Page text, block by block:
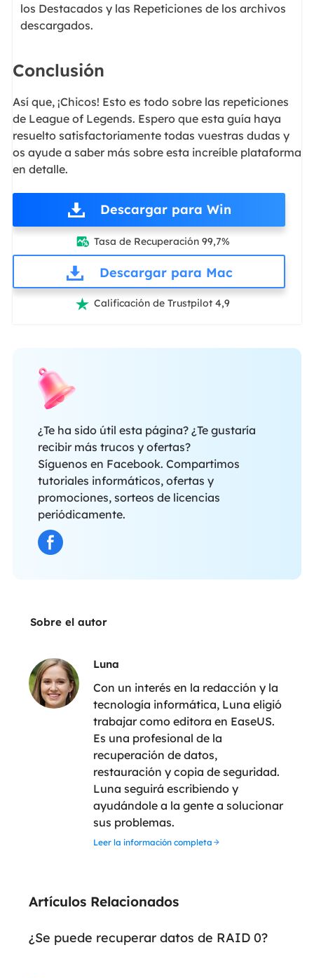
los Destacados y las Repeticiones de los archivos
descargados.
Conclusión
Así que, ¡Chicos! Esto es todo sobre las repeticiones
de League of Legends. Espero que esta guía haya
resuelto satisfactoriamente todas vuestras dudas y
os ayude a saber más sobre esta increíble plataforma
en detalle.
Descargar para Win
 Tasa de Recuperación 99,7%
Descargar para Mac
 Calificación de Trustpilot 4,9
¿Te ha sido útil esta página? ¿Te gustaría
recibir más trucos y ofertas?
Síguenos en Facebook. Compartimos
tutoriales informáticos, ofertas y
promociones, sorteos de licencias
periódicamente.
Sobre el autor
Luna
Con un interés en la redacción y la
tecnología informática, Luna eligió
trabajar como editora en EaseUS.
Es una profesional de la
recuperación de datos,
restauración y copia de seguridad.
Luna seguirá escribiendo y
ayudándole a la gente a solucionar
sus problemas.
Leer la información completa
Artículos Relacionados
¿Se puede recuperar datos de RAID 0?